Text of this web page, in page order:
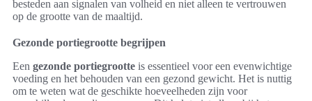
besteden aan signalen van volheid en niet alleen te vertrouwen
op de grootte van de maaltijd.
Gezonde portiegrootte begrijpen
Een gezonde portiegrootte is essentieel voor een evenwichtige
voeding en het behouden van een gezond gewicht. Het is nuttig
om te weten wat de geschikte hoeveelheden zijn voor